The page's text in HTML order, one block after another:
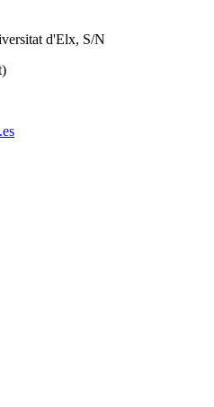
d'Elx, S/N